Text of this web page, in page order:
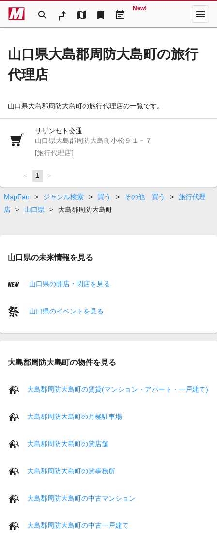
search map bookmark event_note
New! menu
山口県大島郡周防大島町の旅行
代理店
山口県大島郡周防大島町の旅行代理店の一覧です。
サザンセト交通
山口県大島郡周防大島町小松９１－７
[旅行代理店]
page
You're
on
page
1 page
MapFan > ジャンル検索 > 買う > その他 買う >
旅行代理
店
> 山口県 > 大島郡周防大島町
山口県の未来情報を見る
山口県の開店・閉店を見る
山口県のイベントを見る
大島郡周防大島町の物件を見る
大島郡周防大島町の賃貸(マンション・アパート・一戸建て)
大島郡周防大島町の月極駐車場
大島郡周防大島町の貸店舗
大島郡周防大島町の貸事務所
大島郡周防大島町の中古マンション
大島郡周防大島町の中古一戸建て